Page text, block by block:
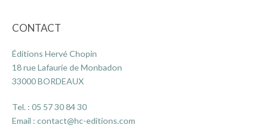
INSCRIPTION NEWSLETTER
CONTACT
Éditions Hervé Chopin
18 rue Lafaurie de Monbadon
33000 BORDEAUX
Tel. : 05 57 30 84 30
Email : contact@hc-editions.com